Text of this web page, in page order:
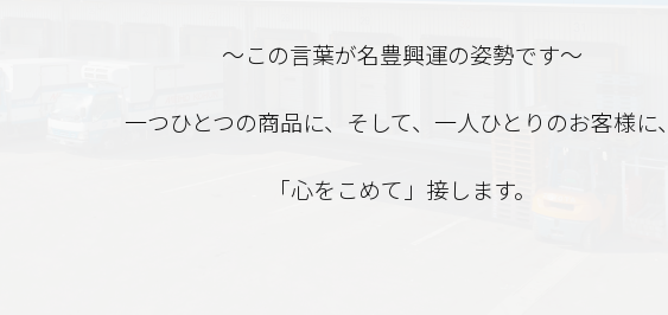
～この言葉が名豊興運の姿勢です～
一つひとつの商品に、そして、一人ひとりのお客様に
「心をこめて」接します。